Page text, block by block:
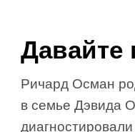
Давайте
Ричард Осман
в семье Дэвида